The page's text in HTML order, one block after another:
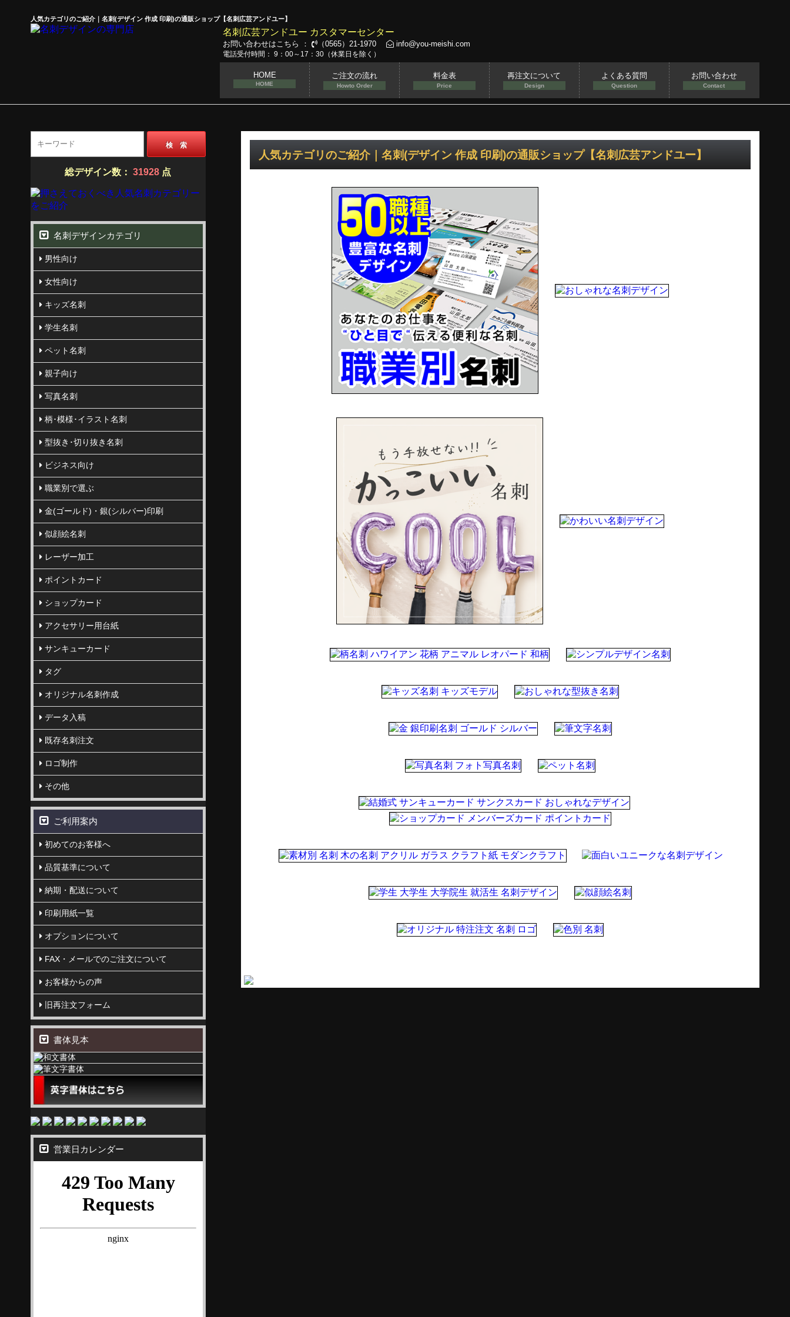
人気カテゴリのご紹介｜名刺(デザイン 作成 印刷)の通販ショップ【名刺広芸アンドユー】
名刺広芸アンドユー カスタマーセンター
お問い合わせはこちら ： （0565）21-1970 info@you-meishi.com
電話受付時間： 9：00～17：30（休業日を除く）
HOME
HOME
ご注文の流れ
Howto Order
料金表
Price
再注文について
Design
よくある質問
Question
お問い合わせ
Contact
人気カテゴリのご紹介｜名刺(デザイン 作成 印刷)の通販ショップ【名刺広芸アンドユー】
検 索
総デザイン数：31928 点
名刺デザインカテゴリ
男性向け
女性向け
キッズ名刺
学生名刺
ペット名刺
親子向け
写真名刺
柄･模様･イラスト名刺
型抜き･切り抜き名刺
ビジネス向け
職業別で選ぶ
金(ゴールド)・銀(シルバー)印刷
似顔絵名刺
レーザー加工
ポイントカード
ショップカード
アクセサリー用台紙
サンキューカード
タグ
オリジナル名刺作成
データ入稿
既存名刺注文
ロゴ制作
その他
ご利用案内
初めてのお客様へ
品質基準について
納期・配送について
印刷用紙一覧
オプションについて
FAX・メールでのご注文について
お客様からの声
旧再注文フォーム
書体見本
営業日カレンダー